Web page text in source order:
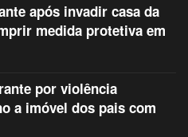
após invadir casa da
medida protetiva em
por violência
a imóvel dos pais com